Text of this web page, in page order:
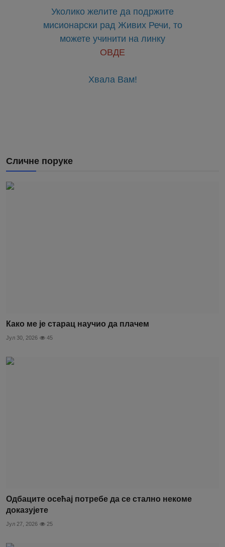
Уколико желите да подржите
мисионарски рад Живих Речи, то
можете учинити на линку
ОВДЕ
Хвала Вам!
Сличне поруке
Како ме је старац научио да плачем
Јул 30, 2026 45
Одбаците осећај потребе да се стално некоме
доказујете
Јул 27, 2026 25